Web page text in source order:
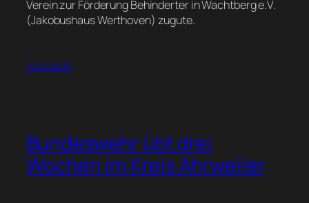
Verein zur Förderung Behinderter in Wachtberg e.V.
(Jakobushaus Werthoven) zugute.
31.05.2026
Bundeswehr übt drei
Wochen im Kreis Ahrweiler